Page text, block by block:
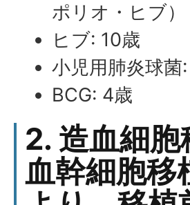
ポリオ・ヒブ）
ヒブ: 10歳
小児用肺炎球菌
BCG: 4歳
2. 造血細
血幹細胞移